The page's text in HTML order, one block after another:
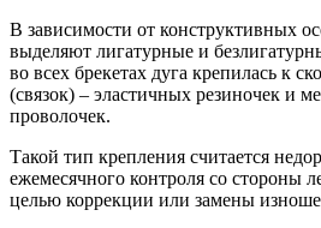
В зависимости от конструктивных
выделяют лигатурные и
во всех брекетах дуга крепилась к
(связок) – эластичных резиночек и
проволочек.
Такой тип крепления считается
ежемесячного контроля со стороны
целью коррекции или замены